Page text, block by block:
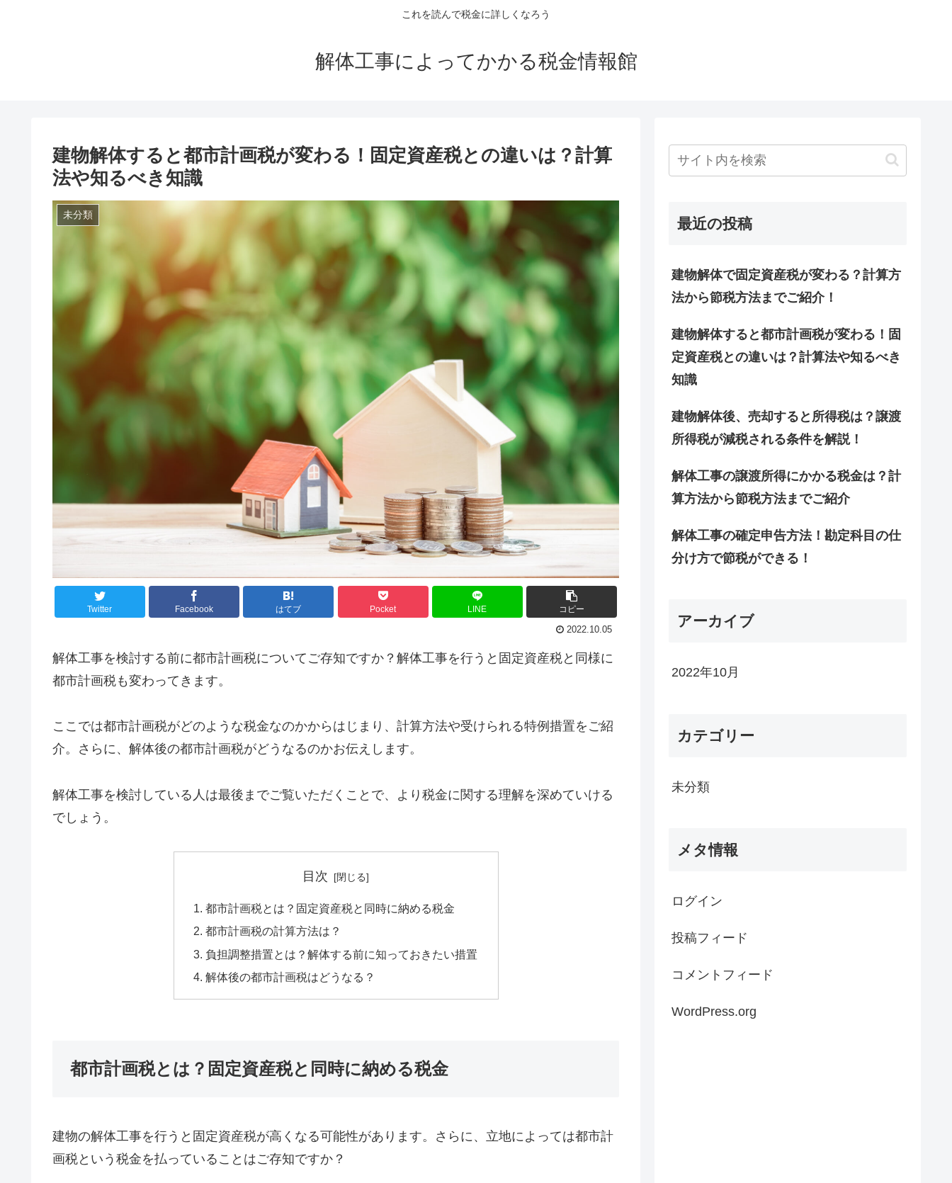
これを読んで税金に詳しくなろう
解体工事によってかかる税金情報館
建物解体すると都市計画税が変わる！固定資産税との違いは？計算
法や知るべき知識
未分類
Twitter Facebook はてブ Pocket LINE コピー
2022.10.05
解体工事を検討する前に都市計画税についてご存知ですか？解体工事を行うと固定資産税と同様に
都市計画税も変わってきます。
ここでは都市計画税がどのような税金なのかからはじまり、計算方法や受けられる特例措置をご紹
介。さらに、解体後の都市計画税がどうなるのかお伝えします。
解体工事を検討している人は最後までご覧いただくことで、より税金に関する理解を深めていける
でしょう。
目次
都市計画税とは？固定資産税と同時に納める税金
都市計画税の計算方法は？
負担調整措置とは？解体する前に知っておきたい措置
解体後の都市計画税はどうなる？
都市計画税とは？固定資産税と同時に納める税金
建物の解体工事を行うと固定資産税が高くなる可能性があります。さらに、立地によっては都市計
画税という税金を払っていることはご存知ですか？
最近の投稿
建物解体で固定資産税が変わる？計算方
法から節税方法までご紹介！
建物解体すると都市計画税が変わる！固
定資産税との違いは？計算法や知るべき
知識
建物解体後、売却すると所得税は？譲渡
所得税が減税される条件を解説！
解体工事の譲渡所得にかかる税金は？計
算方法から節税方法までご紹介
解体工事の確定申告方法！勘定科目の仕
分け方で節税ができる！
アーカイブ
2022年10月
カテゴリー
未分類
メタ情報
ログイン
投稿フィード
コメントフィード
WordPress.org